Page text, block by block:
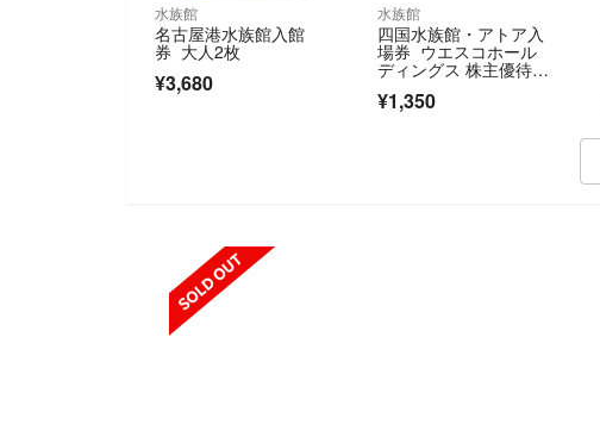
水族館
名古屋港水族館入館
券 大人2枚
¥3,680
水族館
四国水族館・アトア入
場券 ウエスコホール
ディングス 株主優待
券 招待券
¥1,350